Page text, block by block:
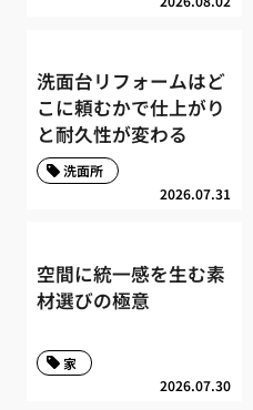
洗面台リフォームはど
こに頼むかで仕上がり
と耐久性が変わる
2026.07.31
洗面所
空間に統一感を生む素
材選びの極意
2026.07.30
家